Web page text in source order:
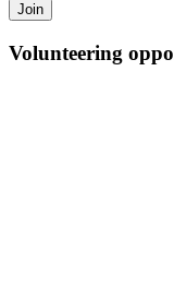
Join
Volunteering